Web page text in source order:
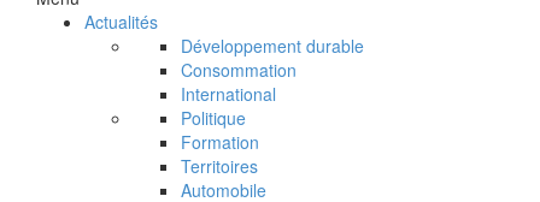
Actualités
Développement durable
Consommation
International
Politique
Formation
Territoires
Automobile